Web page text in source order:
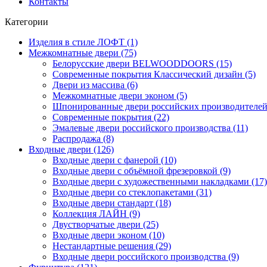
Категории
Изделия в стиле ЛОФТ (1)
Межкомнатные двери (75)
Белорусские двери BELWOODDOORS (15)
Современные покрытия Классический дизайн (5)
Двери из массива (6)
Межкомнатные двери эконом (5)
Шпонированные двери российских
Современные покрытия (22)
Эмалевые двери российского производства (11)
Распродажа (8)
Входные двери (126)
Входные двери с фанерой (10)
Входные двери с объёмной фрезеровкой (9)
Входные двери с художественными накладками (17)
Входные двери со стеклопакетами (31)
Входные двери стандарт (18)
Коллекция ЛАЙН (9)
Двустворчатые двери (25)
Входные двери эконом (10)
Нестандартные решения (29)
Входные двери российского производства (9)